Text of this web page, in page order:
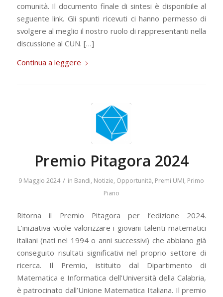
comunità. Il documento finale di sintesi è disponibile al
seguente link. Gli spunti ricevuti ci hanno permesso di
svolgere al meglio il nostro ruolo di rappresentanti nella
discussione al CUN. […]
Continua a leggere
Premio Pitagora 2024
9 Maggio 2024 / in Bandi, Notizie, Opportunità, Premi UMI, Primo
Piano
Ritorna il Premio Pitagora per l’edizione 2024.
L’iniziativa vuole valorizzare i giovani talenti matematici
italiani (nati nel 1994 o anni successivi) che abbiano già
conseguito risultati significativi nel proprio settore di
ricerca. Il Premio, istituito dal Dipartimento di
Matematica e Informatica dell’Università della Calabria,
è patrocinato dall’Unione Matematica Italiana. Il premio